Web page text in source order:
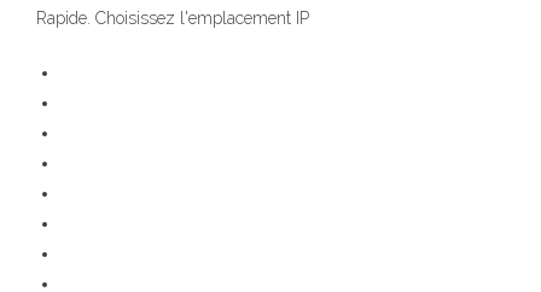
Rapide. Choisissez l'emplacement IP